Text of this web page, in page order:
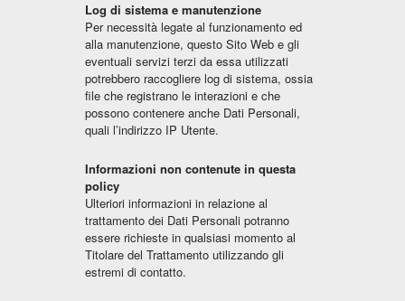
Log di sistema e manutenzione
Per necessità legate al funzionamento ed
alla manutenzione, questo Sito Web e gli
eventuali servizi terzi da essa utilizzati
potrebbero raccogliere log di sistema, ossia
file che registrano le interazioni e che
possono contenere anche Dati Personali,
quali l’indirizzo IP Utente.
Informazioni non contenute in questa
policy
Ulteriori informazioni in relazione al
trattamento dei Dati Personali potranno
essere richieste in qualsiasi momento al
Titolare del Trattamento utilizzando gli
estremi di contatto.